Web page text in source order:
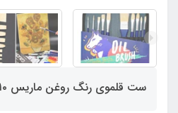
ست قلموی رنگ روغن ماریس ۱۰ عددی بهمراه کیف